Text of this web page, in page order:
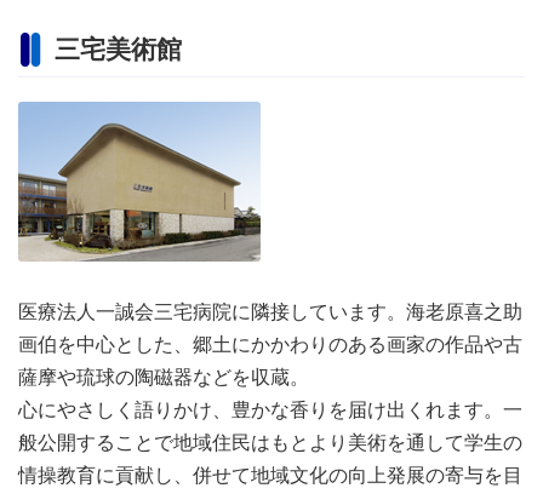
三宅美術館
医療法人一誠会三宅病院に隣接しています。海老原喜之助
画伯を中心とした、郷土にかかわりのある画家の作品や古
薩摩や琉球の陶磁器などを収蔵。
心にやさしく語りかけ、豊かな香りを届け出くれます。一
般公開することで地域住民はもとより美術を通して学生の
情操教育に貢献し、併せて地域文化の向上発展の寄与を目